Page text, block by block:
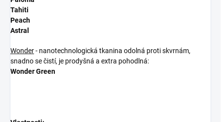
Tahiti
Peach
Astral
Wonder- nanotechnologická tkanina odolná proti skvrnám,
snadno se čistí, je prodyšná a extra pohodlná:
Wonder Green